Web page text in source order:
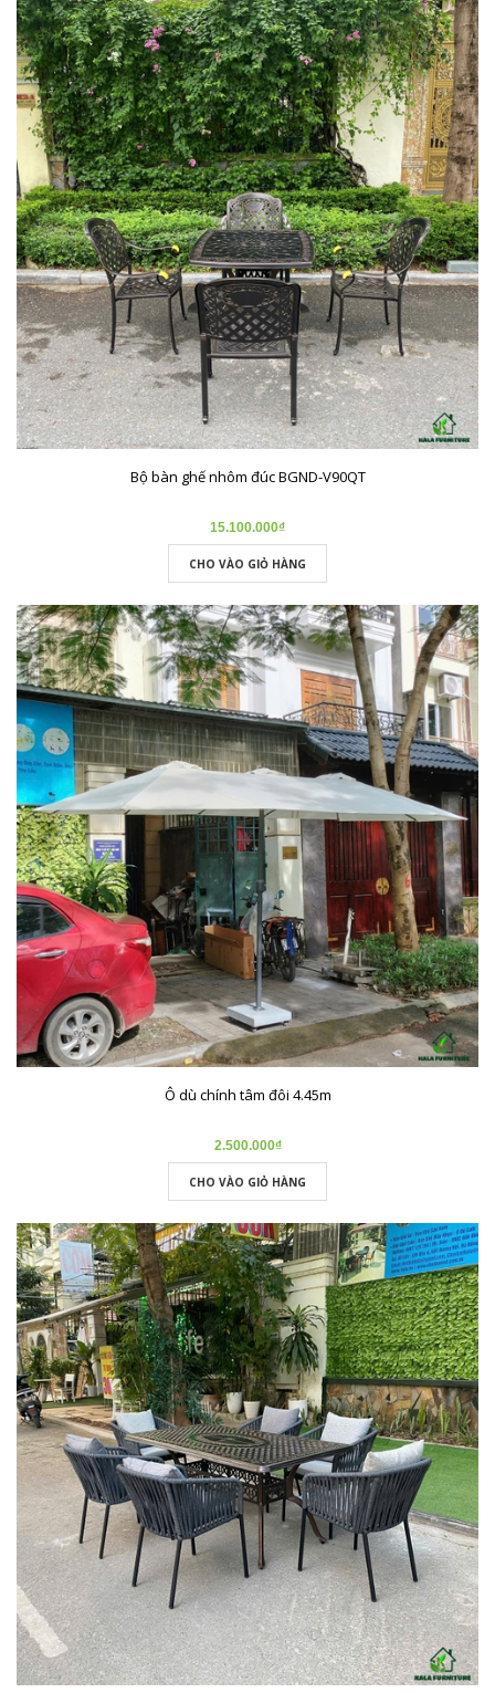
Bộ bàn ghế nhôm đúc BGND-V90QT
15.100.000₫
CHO VÀO GIỎ HÀNG
Ô dù chính tâm đôi 4.45m
2.500.000₫
CHO VÀO GIỎ HÀNG